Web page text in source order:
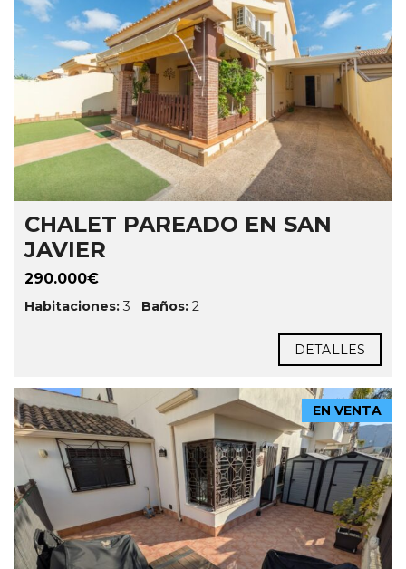
CHALET PAREADO EN SAN
JAVIER
290.000€
Habitaciones: 3 Baños: 2
DETALLES
EN VENTA